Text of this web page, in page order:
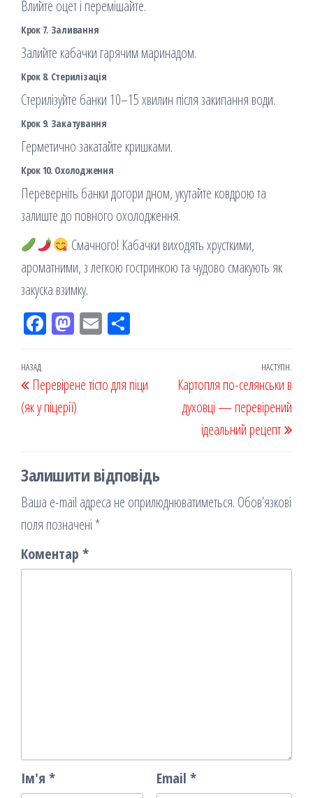
Влийте оцет і перемішайте.
Крок 7. Заливання
Залийте кабачки гарячим маринадом.
Крок 8. Стерилізація
Стерилізуйте банки 10–15 хвилин після закипання води.
Крок 9. Закатування
Герметично закатайте кришками.
Крок 10. Охолодження
Переверніть банки догори дном, укутайте ковдрою та
залиште до повного охолодження.
Смачного! Кабачки виходять хрусткими,
ароматними, з легкою гостринкою та чудово смакують як
закуска взимку.
Fac
k
M
on
Em
ис
Навігація
записів
Попередній
запис
НАЗАД
Перевірене тісто для піци
(як у піцерії)
НАСТУПН.
Картопля по-селянськи в
духовці — перевірений
ідеальний рецепт
Залишити відповідь
Ваша e-mail адреса не оприлюднюватиметься. Обов’язкові
поля позначені *
Коментар *
Ім'я * Email *